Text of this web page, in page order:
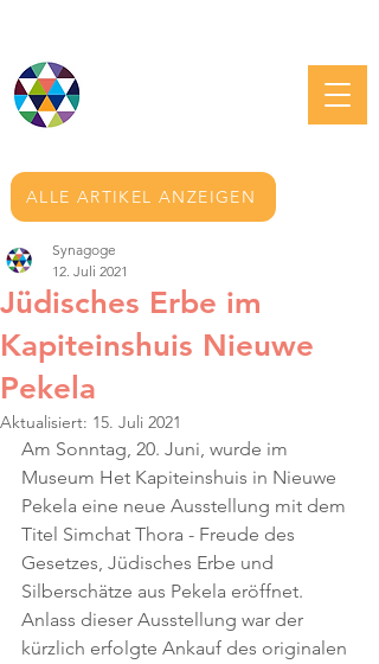
ALLE ARTIKEL ANZEIGEN
Jüdisches Erbe im
Kapiteinshuis Nieuwe
Pekela
Synagoge
12. Juli 2021
Aktualisiert: 15. Juli 2021
Am Sonntag, 20. Juni, wurde im
Museum Het Kapiteinshuis in Nieuwe
Pekela eine neue Ausstellung mit dem
Titel Simchat Thora - Freude des
Gesetzes, Jüdisches Erbe und
Silberschätze aus Pekela eröffnet.
Anlass dieser Ausstellung war der
kürzlich erfolgte Ankauf des originalen